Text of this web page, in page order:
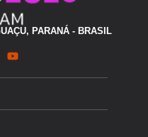
PARANÁ - BRASIL